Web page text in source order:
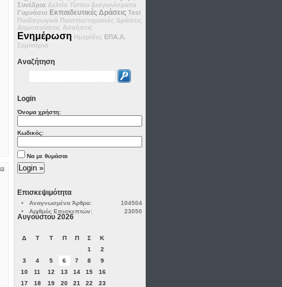
Συνέδρια Δελτίο Τύπου Διαγωνίσματα
Γυμνάσιο Εκπαιδευτικές Δράσεις Test
Παιδαγωγικά Πανεπιστημιακές Δράσεις
Δημοσιεύσεις Ασκήσεις
Ενημέρωση Ημερίδες ΕΠΑ.Λ.
Σεμινάρια
Αναζήτηση
Login
Όνομα χρήστη:
Κωδικός:
Να με θυμάσαι
Επισκεψιμότητα
104504
Αναγνωσμένα Άρθρα:
23050
Αριθμός Επισκεπτών:
Αυγούστου 2026
Δ Τ Τ Π Π Σ Κ
1
2
3
4 5 6 7 8
9
10
11 12 13 14 15
16
17
18 19 20 21 22
23